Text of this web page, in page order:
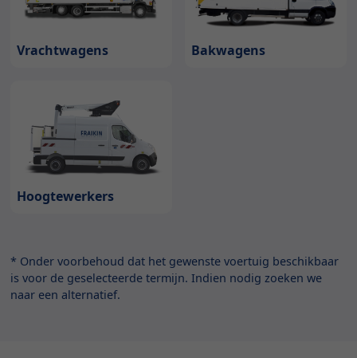
Vrachtwagens Bakwagens
Hoogtewerkers
* Onder voorbehoud dat het gewenste voertuig beschikbaar
is voor de geselecteerde termijn. Indien nodig zoeken we
naar een alternatief.